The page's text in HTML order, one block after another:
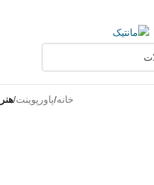
خانه/پاورپوینت/هنر